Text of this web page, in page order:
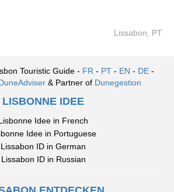
Lissabon, PT
Touristic Guide - FR - PT- EN - DE-
& Partner of Dunegestion
LISBONNE IDEE
Idee in French
Idee in Portuguese
Lissabon ID in German
Lissabon ID in Russian